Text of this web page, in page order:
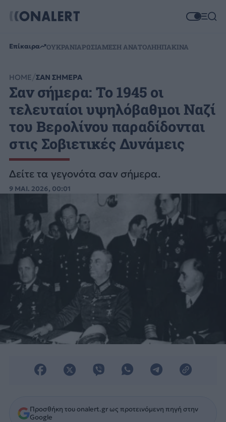
Επίκαιρα ΟΥΚΡΑΝΙΑΡΩΣΙΑΜΕΣΗ ΑΝΑΤΟΛΗΗΠΑΚΙΝΑ
HOME ΣΑΝ ΣΗΜΕΡΑ
Σαν σήμερα: Το 1945 οι
τελευταίοι υψηλόβαθμοι Ναζί
του Βερολίνου παραδίδονται
στις Σοβιετικές Δυνάμεις
Δείτε τα γεγονότα σαν σήμερα.
9 ΜΑΙ. 2026, 00:01
Προσθήκη του onalert.gr ως προτεινόμενη πηγή στην
Google